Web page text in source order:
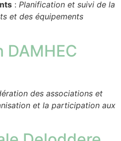
: Planification et suivi de la
et des équipements
DAMHEC
des associations et
et la participation aux